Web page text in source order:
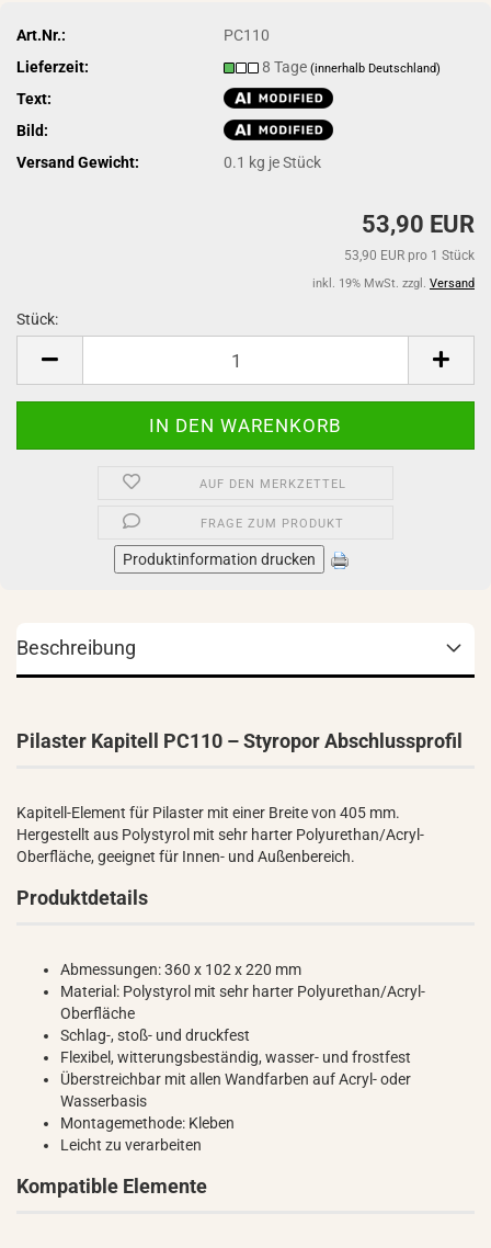
Art.Nr.:
PC110
Lieferzeit:
8 Tage(innerhalb Deutschland)
Text:
Bild:
Versand Gewicht:
0.1 kg je Stück
53,90 EUR
53,90 EUR pro 1 Stück
inkl. 19% MwSt. zzgl. Versand
Stück:
AUF DEN MERKZETTEL
FRAGE ZUM PRODUKT
Produktinformation drucken
Beschreibung
Pilaster Kapitell PC110 – Styropor Abschlussprofil
Kapitell-Element für Pilaster mit einer Breite von 405 mm.
Hergestellt aus Polystyrol mit sehr harter Polyurethan/Acryl-
Oberfläche, geeignet für Innen- und Außenbereich.
Produktdetails
Abmessungen: 360 x 102 x 220 mm
Material: Polystyrol mit sehr harter Polyurethan/Acryl-
Oberfläche
Schlag-, stoß- und druckfest
Flexibel, witterungsbeständig, wasser- und frostfest
Überstreichbar mit allen Wandfarben auf Acryl- oder
Wasserbasis
Montagemethode: Kleben
Leicht zu verarbeiten
Kompatible Elemente